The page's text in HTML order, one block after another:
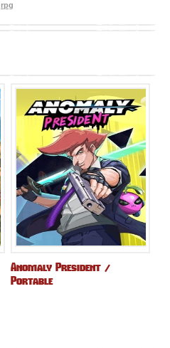
rpg
Anomaly President /
Portable